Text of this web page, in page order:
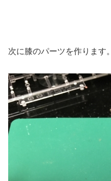
次に膝のパーツを作ります。